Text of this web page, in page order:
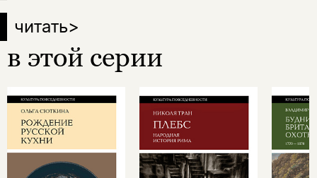
читать>
в этой серии